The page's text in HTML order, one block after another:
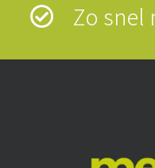
Zo snel